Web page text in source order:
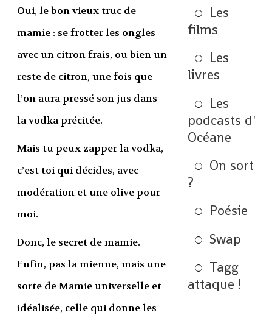
Oui, le bon vieux truc de
mamie : se frotter les ongles
avec un citron frais, ou bien un
reste de citron, une fois que
l’on aura pressé son jus dans
la vodka précitée.
Mais tu peux zapper la vodka,
c’est toi qui décides, avec
modération et une olive pour
moi.
Donc, le secret de mamie.
Enfin, pas la mienne, mais une
sorte de Mamie universelle et
idéalisée, celle qui donne les
Les
films
Les
livres
Les
podcasts d'
Océane
On sort
?
Poésie
Swap
Tagg
attaque !